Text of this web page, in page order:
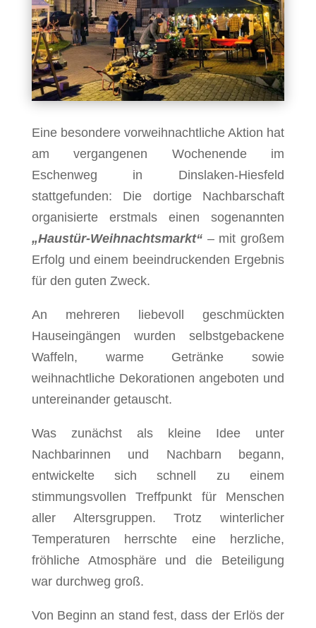
Eine besondere vorweihnachtliche Aktion hat
am vergangenen Wochenende im
Eschenweg in Dinslaken-Hiesfeld
stattgefunden: Die dortige Nachbarschaft
organisierte erstmals einen sogenannten
„Haustür-Weihnachtsmarkt“– mit großem
Erfolg und einem beeindruckenden Ergebnis
für den guten Zweck.
An mehreren liebevoll geschmückten
Hauseingängen wurden selbstgebackene
Waffeln, warme Getränke sowie
weihnachtliche Dekorationen angeboten und
untereinander getauscht.
Was zunächst als kleine Idee unter
Nachbarinnen und Nachbarn begann,
entwickelte sich schnell zu einem
stimmungsvollen Treffpunkt für Menschen
aller Altersgruppen. Trotz winterlicher
Temperaturen herrschte eine herzliche,
fröhliche Atmosphäre und die Beteiligung
war durchweg groß.
Von Beginn an stand fest, dass der Erlös der